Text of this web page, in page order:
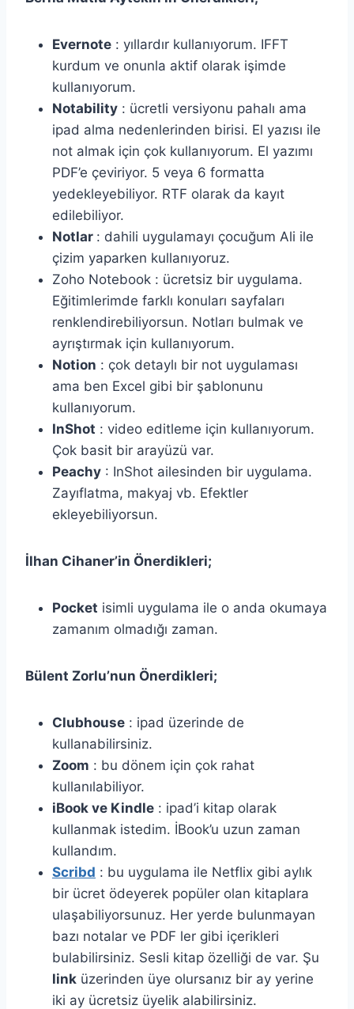
Evernote : yıllardır kullanıyorum. IFFT
kurdum ve onunla aktif olarak işimde
kullanıyorum.
Notability : ücretli versiyonu pahalı ama
ipad alma nedenlerinden birisi. El yazısı ile
not almak için çok kullanıyorum. El yazımı
PDF’e çeviriyor. 5 veya 6 formatta
yedekleyebiliyor. RTF olarak da kayıt
edilebiliyor.
Notlar : dahili uygulamayı çocuğum Ali ile
çizim yaparken kullanıyoruz.
Zoho Notebook : ücretsiz bir uygulama.
Eğitimlerimde farklı konuları sayfaları
renklendirebiliyorsun. Notları bulmak ve
ayrıştırmak için kullanıyorum.
Notion : çok detaylı bir not uygulaması
ama ben Excel gibi bir şablonunu
kullanıyorum.
InShot : video editleme için kullanıyorum.
Çok basit bir arayüzü var.
Peachy : InShot ailesinden bir uygulama.
Zayıflatma, makyaj vb. Efektler
ekleyebiliyorsun.
İlhan Cihaner’in Önerdikleri;
Pocket isimli uygulama ile o anda okumaya
zamanım olmadığı zaman.
Bülent Zorlu’nun Önerdikleri;
Clubhouse : ipad üzerinde de
kullanabilirsiniz.
Zoom : bu dönem için çok rahat
kullanılabiliyor.
iBook ve Kindle : ipad’i kitap olarak
kullanmak istedim. İBook’u uzun zaman
kullandım.
Scribd : bu uygulama ile Netflix gibi aylık
bir ücret ödeyerek popüler olan kitaplara
ulaşabiliyorsunuz. Her yerde bulunmayan
bazı notalar ve PDF ler gibi içerikleri
bulabilirsiniz. Sesli kitap özelliği de var. Şu
link üzerinden üye olursanız bir ay yerine
iki ay ücretsiz üyelik alabilirsiniz.